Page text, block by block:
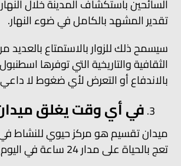
السائحين باستكشاف المدينة خلال
تقدير المشهد بالكامل في ضوء النهار.
سيسمح ذلك للزوار بالاستمتاع بالعديد
الثقافية والتاريخية التي توفرها
بالاندفاع أو التعرض لأي ضغوط لا
في أي وقت يغلق
ميدان تقسيم هو مركز حيوي للنشاط في
تعج بالحياة على مدار 24 ساعة في اليوم.